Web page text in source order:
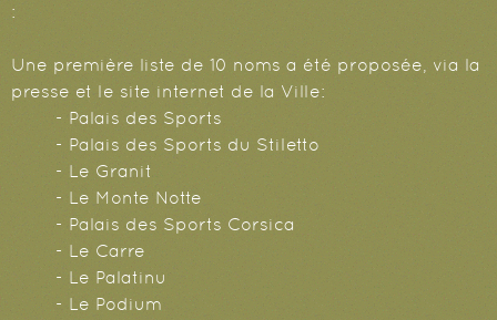
:
Une première liste de 10 noms a été proposée, via la
presse et le site internet de la Ville:
- Palais des Sports
- Palais des Sports du Stiletto
- Le Granit
- Le Monte Notte
- Palais des Sports Corsica
- Le Carre
- Le Palatinu
- Le Podium